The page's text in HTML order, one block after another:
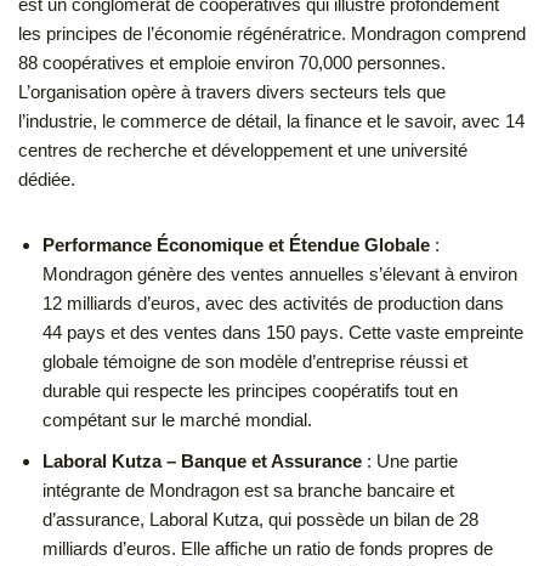
est un conglomérat de coopératives qui illustre profondément
les principes de l’économie régénératrice. Mondragon comprend
88 coopératives et emploie environ 70,000 personnes.
L’organisation opère à travers divers secteurs tels que
l’industrie, le commerce de détail, la finance et le savoir, avec 14
centres de recherche et développement et une université
dédiée.
Performance Économique et Étendue Globale :
Mondragon génère des ventes annuelles s’élevant à environ
12 milliards d’euros, avec des activités de production dans
44 pays et des ventes dans 150 pays. Cette vaste empreinte
globale témoigne de son modèle d’entreprise réussi et
durable qui respecte les principes coopératifs tout en
compétant sur le marché mondial.
Laboral Kutza – Banque et Assurance : Une partie
intégrante de Mondragon est sa branche bancaire et
d’assurance, Laboral Kutza, qui possède un bilan de 28
milliards d’euros. Elle affiche un ratio de fonds propres de